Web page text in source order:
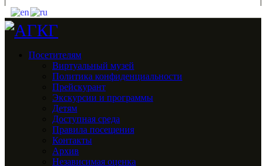
Посетителям
Виртуальный музей
Политика конфиденциальности
Прейскурант
Экскурсии и программы
Детям
Доступная среда
Правила посещения
Контакты
Архив
Независимая оценка